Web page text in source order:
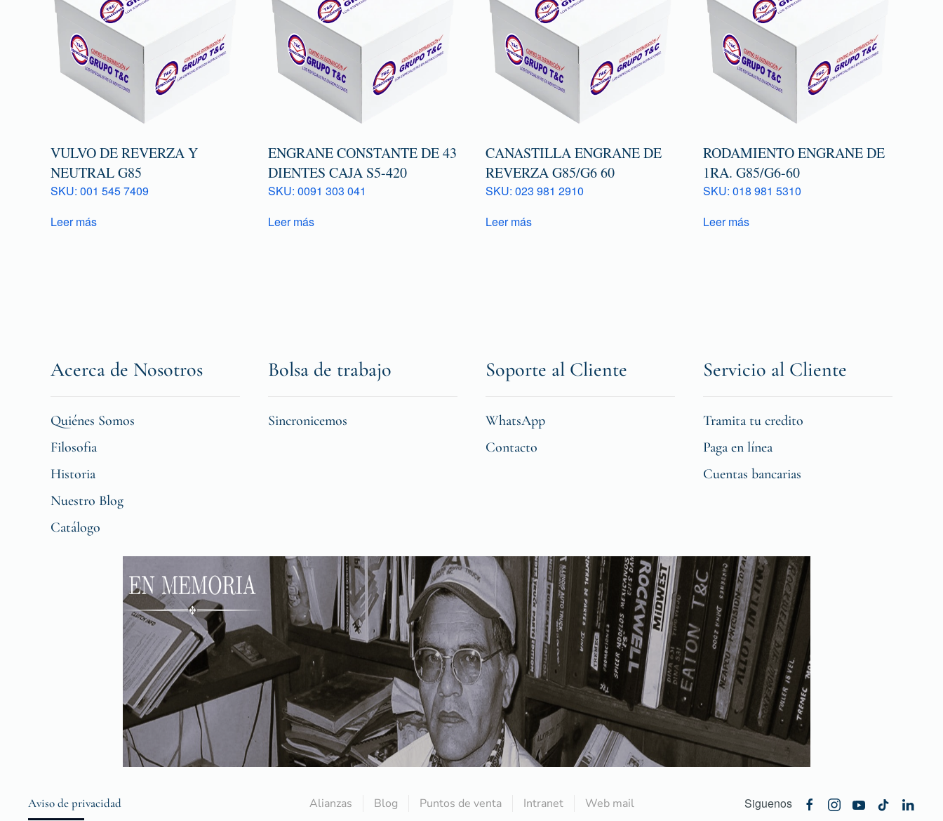
VULVO DE REVERZA Y
NEUTRAL G85
SKU: 001 545 7409
Leer más
ENGRANE CONSTANTE DE 43
DIENTES CAJA S5-420
SKU: 0091 303 041
Leer más
CANASTILLA ENGRANE DE
REVERZA G85/G6 60
SKU: 023 981 2910
Leer más
RODAMIENTO ENGRANE DE
1RA. G85/G6-60
SKU: 018 981 5310
Leer más
Acerca de Nosotros
Quiénes Somos
Filosofia
Historia
Nuestro Blog
Catálogo
Bolsa de trabajo
Sincronicemos
Soporte al Cliente
WhatsApp
Contacto
Servicio al Cliente
Tramita tu credito
Paga en línea
Cuentas bancarias
Aviso de privacidad Alianzas Blog Puntos de venta Intranet Web mail Siguenos